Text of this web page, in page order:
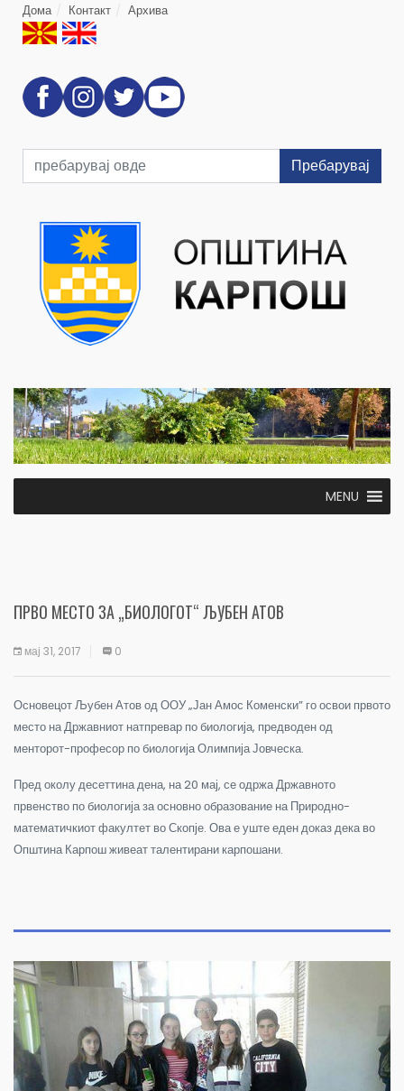
Дома Контакт Архива
Пребарувај
MENU
ПРВО МЕСТО ЗА „БИОЛОГОТ“ ЉУБЕН АТОВ
мај 31, 2017 0
Основецот Љубен Атов од ООУ „Јан Амос Коменски” го освои првото
место на Државниот натпревар по биологија, предводен од
менторот-професор по биологија Олимпија Јовческа.
Пред околу десеттина дена, на 20 мај, се одржа Државното
првенство по биологија за основно образование на Природно-
математичкиот факултет во Скопје. Ова е уште еден доказ дека во
Општина Карпош живеат талентирани карпошани.